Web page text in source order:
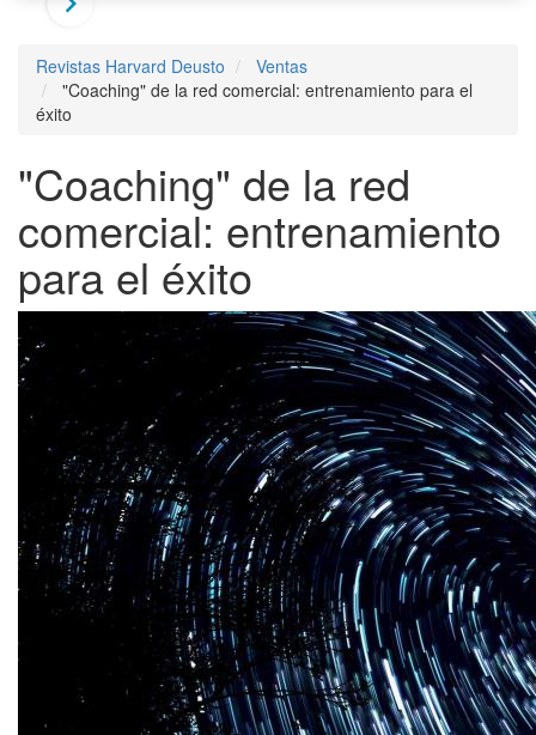
Revistas Harvard Deusto
Ventas
"Coaching" de la red comercial: entrenamiento para el
éxito
"Coaching" de la red
comercial: entrenamiento
para el éxito